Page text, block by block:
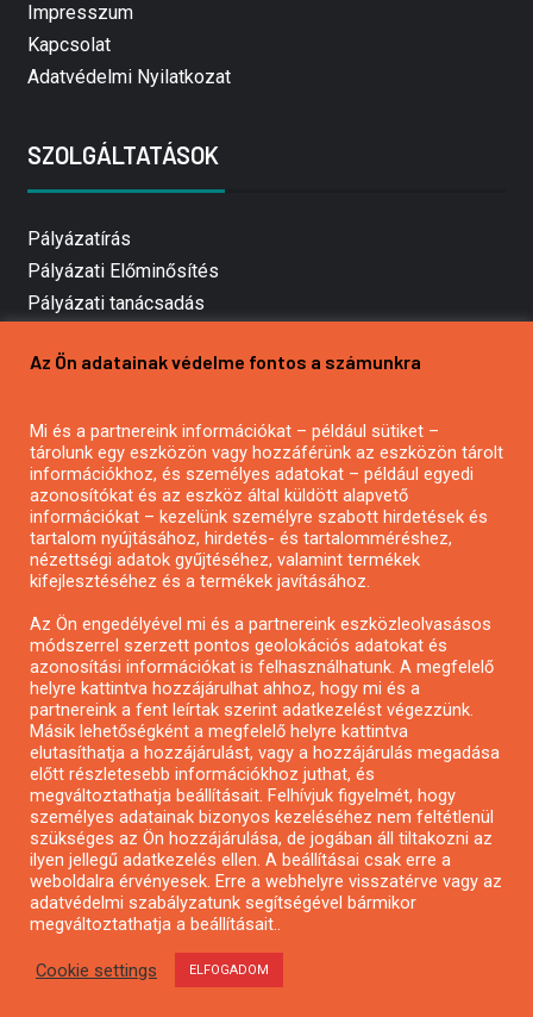
Impresszum
Kapcsolat
Adatvédelmi Nyilatkozat
SZOLGÁLTATÁSOK
Pályázatírás
Pályázati Előminősítés
Pályázati tanácsadás
Mezőgazdasági pályázatírás
Pályázatírás civil szervezeteknek
Pályázatírás önkormányzatoknak
Pályázatfigyelés
Specifikus pályázatfigyelés vagy hírlevél
Pályázatok magánszemélyeknek
Pályázatok civil szervezeteknek
Pályázatok vállalkozásoknak
Önkormányzati pályázatok
Mezőgazdasági pályázatok
Falusi turizmus pályázatok
Napelem pályázatok
GINOP pályázatok
Copyright © All rights reserved.
Az Ön adatainak védelme fontos a számunkra
Mi és a partnereink információkat – például sütiket –
tárolunk egy eszközön vagy hozzáférünk az eszközön tárolt
információkhoz, és személyes adatokat – például egyedi
azonosítókat és az eszköz által küldött alapvető
információkat – kezelünk személyre szabott hirdetések és
tartalom nyújtásához, hirdetés- és tartalomméréshez,
nézettségi adatok gyűjtéséhez, valamint termékek
kifejlesztéséhez és a termékek javításához.
Az Ön engedélyével mi és a partnereink eszközleolvasásos
módszerrel szerzett pontos geolokációs adatokat és
azonosítási információkat is felhasználhatunk. A megfelelő
helyre kattintva hozzájárulhat ahhoz, hogy mi és a
partnereink a fent leírtak szerint adatkezelést végezzünk.
Másik lehetőségként a megfelelő helyre kattintva
elutasíthatja a hozzájárulást, vagy a hozzájárulás megadása
előtt részletesebb információkhoz juthat, és
megváltoztathatja beállításait. Felhívjuk figyelmét, hogy
személyes adatainak bizonyos kezeléséhez nem feltétlenül
szükséges az Ön hozzájárulása, de jogában áll tiltakozni az
ilyen jellegű adatkezelés ellen. A beállításai csak erre a
weboldalra érvényesek. Erre a webhelyre visszatérve vagy az
adatvédelmi szabályzatunk segítségével bármikor
megváltoztathatja a beállításait..
Cookie settings ELFOGADOM